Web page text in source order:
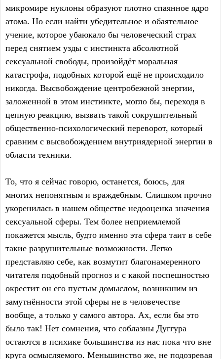
микромире нуклоны образуют плотно спаянное ядро
атома. Но если найти убедительное и обаятельное
учение, которое убаюкало бы человеческий страх
перед снятием узды с инстинкта абсолютной
сексуальной свободы, произойдёт моральная
катастрофа, подобных которой ещё не происходило
никогда. Высвобождение центробежной энергии,
заложенной в этом инстинкте, могло бы, переходя в
цепную реакцию, вызвать такой сокрушительный
общественно-психологический переворот, который
сравним с высвобождением внутриядерной энергии в
области техники.
То, что я сейчас говорю, останется, боюсь, для
многих непонятным и враждебным. Слишком прочно
укоренилась в нашем обществе недооценка значения
сексуальной сферы. Тем более неприемлемой
покажется мысль, будто именно эта сфера таит в себе
такие разрушительные возможности. Легко
представляю себе, как возмутит благонамеренного
читателя подобный прогноз и с какой поспешностью
окрестит он его пустым домыслом, возникшим из
замутнённости этой сферы не в человечестве
вообще, а только у самого автора. Ах, если бы это
было так! Нет сомнения, что соблазны Дуггура
остаются в психике большинства из нас пока что вне
круга осмысляемого. Меньшинство же, не подозревая